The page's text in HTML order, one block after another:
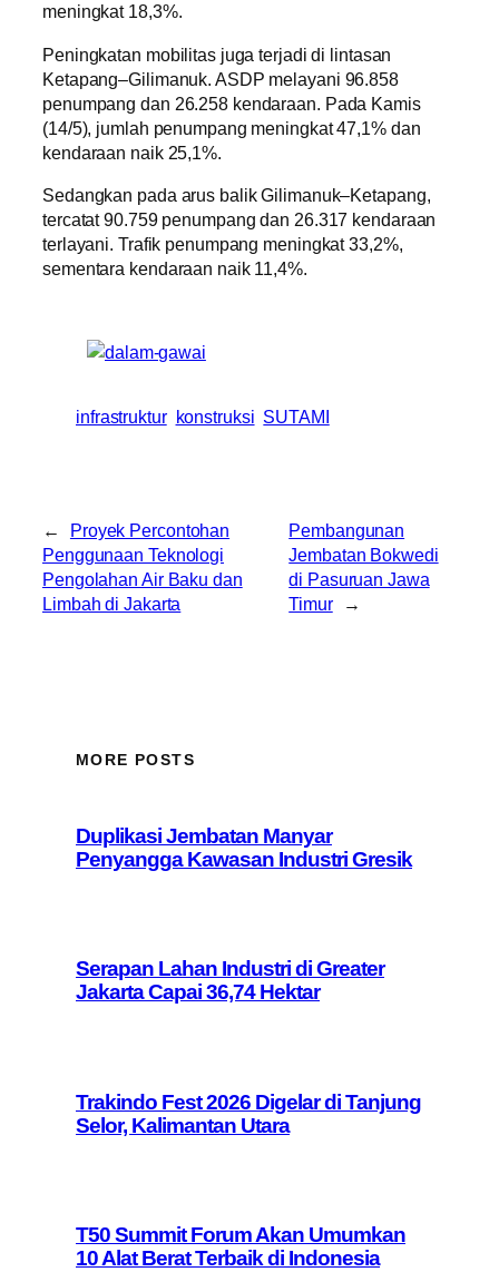
meningkat 18,3%.
Peningkatan mobilitas juga terjadi di lintasan
Ketapang–Gilimanuk. ASDP melayani 96.858
penumpang dan 26.258 kendaraan. Pada Kamis
(14/5), jumlah penumpang meningkat 47,1% dan
kendaraan naik 25,1%.
Sedangkan pada arus balik Gilimanuk–Ketapang,
tercatat 90.759 penumpang dan 26.317 kendaraan
terlayani. Trafik penumpang meningkat 33,2%,
sementara kendaraan naik 11,4%.
infrastruktur konstruksi SUTAMI
←
Proyek Percontohan
Penggunaan Teknologi
Pengolahan Air Baku dan
Limbah di Jakarta
Pembangunan
Jembatan Bokwedi
di Pasuruan Jawa
Timur
→
MORE POSTS
Duplikasi Jembatan Manyar
Penyangga Kawasan Industri Gresik
Serapan Lahan Industri di Greater
Jakarta Capai 36,74 Hektar
Trakindo Fest 2026 Digelar di Tanjung
Selor, Kalimantan Utara
T50 Summit Forum Akan Umumkan
10 Alat Berat Terbaik di Indonesia